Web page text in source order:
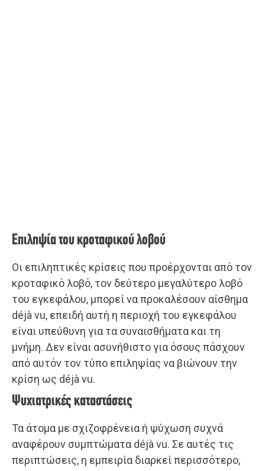
Επιληψία του κροταφικού λοβού
Οι επιληπτικές κρίσεις που προέρχονται από τον
κροταφικό λοβό, τον δεύτερο μεγαλύτερο λοβό
του εγκεφάλου, μπορεί να προκαλέσουν αίσθημα
déjà vu, επειδή αυτή η περιοχή του εγκεφάλου
είναι υπεύθυνη για τα συναισθήματα και τη
μνήμη. Δεν είναι ασυνήθιστο για όσους πάσχουν
από αυτόν τον τύπο επιληψίας να βιώνουν την
κρίση ως déjà vu.
Ψυχιατρικές καταστάσεις
Τα άτομα με σχιζοφρένεια ή ψύχωση συχνά
αναφέρουν συμπτώματα déjà vu. Σε αυτές τις
περιπτώσεις, η εμπειρία διαρκεί περισσότερο,